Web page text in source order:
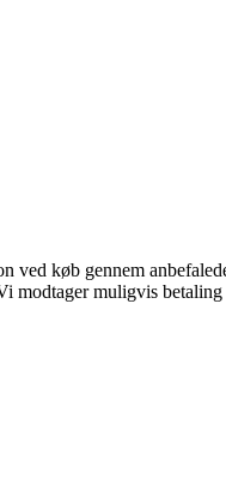
ved køb gennem
muligvis